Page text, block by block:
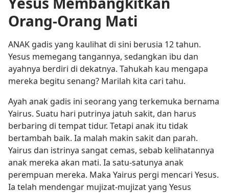
Orang-Orang Mati
ANAK gadis yang kaulihat di sini berusia 12 tahun.
Yesus memegang tangannya, sedangkan ibu dan
ayahnya berdiri di dekatnya. Tahukah kau mengapa
mereka begitu senang? Marilah kita cari tahu.
Ayah anak gadis ini seorang yang terkemuka bernama
Yairus. Suatu hari putrinya jatuh sakit, dan harus
berbaring di tempat tidur. Tetapi anak itu tidak
bertambah baik. Ia malah makin sakit dan parah.
Yairus dan istrinya sangat cemas, sebab kelihatannya
anak mereka akan mati. Ia satu-satunya anak
perempuan mereka. Maka Yairus pergi mencari Yesus.
Ia telah mendengar mujizat-mujizat yang Yesus